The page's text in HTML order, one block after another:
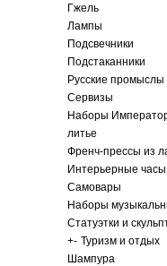
Гжель
Лампы
Подсвечники
Подстаканники
Русские промыслы
Сервизы
Наборы
литье
Френч-прессы из
Интерьерные часы
Самовары
Наборы
Статуэтки и
+- Туризм и отдых
Шампура